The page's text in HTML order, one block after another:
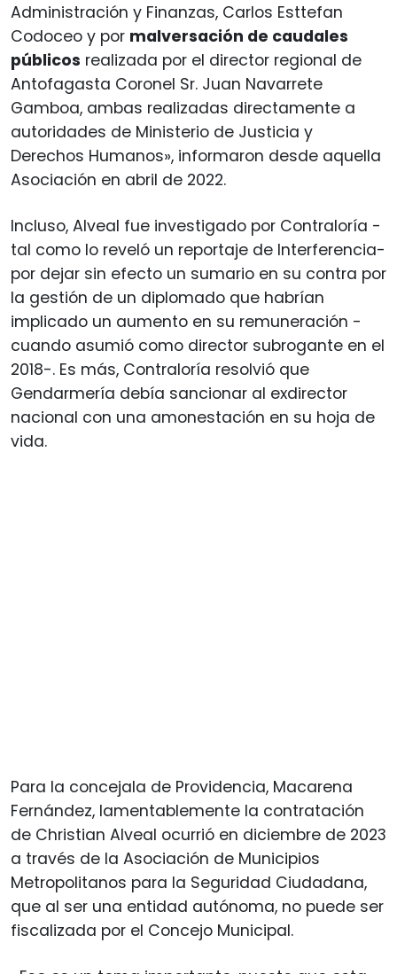
Administración y Finanzas, Carlos Esttefan
Codoceo y por malversación de caudales
públicos realizada por el director regional de
Antofagasta Coronel Sr. Juan Navarrete
Gamboa, ambas realizadas directamente a
autoridades de Ministerio de Justicia y
Derechos Humanos», informaron desde aquella
Asociación en abril de 2022.
Incluso, Alveal fue investigado por Contraloría -
tal como lo reveló un reportaje de Interferencia-
por dejar sin efecto un sumario en su contra por
la gestión de un diplomado que habrían
implicado un aumento en su remuneración -
cuando asumió como director subrogante en el
2018-. Es más, Contraloría resolvió que
Gendarmería debía sancionar al exdirector
nacional con una amonestación en su hoja de
vida.
Para la concejala de Providencia, Macarena
Fernández, lamentablemente la contratación
de Christian Alveal ocurrió en diciembre de 2023
a través de la Asociación de Municipios
Metropolitanos para la Seguridad Ciudadana,
que al ser una entidad autónoma, no puede ser
fiscalizada por el Concejo Municipal.